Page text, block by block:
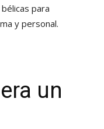
para
y personal.
un